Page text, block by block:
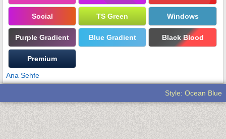
Social TS Green Windows
Purple Gradient Blue Gradient Black Blood
Premium
Ana Sehfe
Style: Ocean Blue